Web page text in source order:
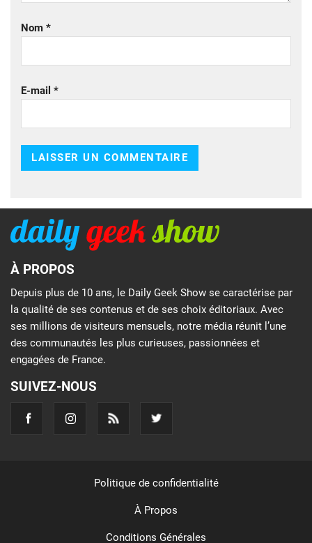
Nom *
E-mail *
À PROPOS
Depuis plus de 10 ans, le Daily Geek Show se caractérise par
la qualité de ses contenus et de ses choix éditoriaux. Avec
ses millions de visiteurs mensuels, notre média réunit l’une
des communautés les plus curieuses, passionnées et
engagées de France.
SUIVEZ-NOUS
Politique de confidentialité
À Propos
Conditions Générales